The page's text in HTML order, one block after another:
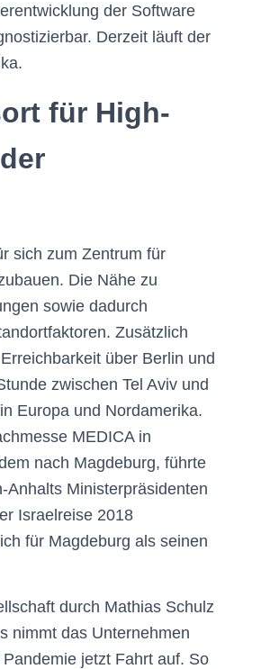
der Software
Derzeit läuft der
für High-
sich zum Zentrum für
Die Nähe zu
sowie dadurch
Zusätzlich
über Berlin und
zwischen Tel Aviv und
Europa und Nordamerika.
MEDICA in
nach Magdeburg, führte
Anhalts Ministerpräsidenten
Israelreise 2018
für Magdeburg als seinen
durch Mathias Schulz
nimmt das Unternehmen
jetzt Fahrt auf. So